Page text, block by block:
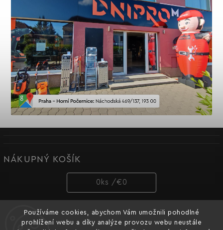
Používáme cookies, abychom Vám umožnili pohodlné
prohlížení webu a díky analýze provozu webu neustále
NÁKUPNÝ KOŠÍK
0 ks /€0
PRIJÍMAME ONLINE PLATBY